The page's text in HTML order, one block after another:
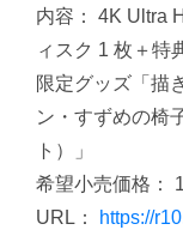
内容： 4K Ultra
ィスク 1 枚＋特
限定グッズ「描
ン・すずめの椅
ト）」
希望小売価格：
URL：
https://